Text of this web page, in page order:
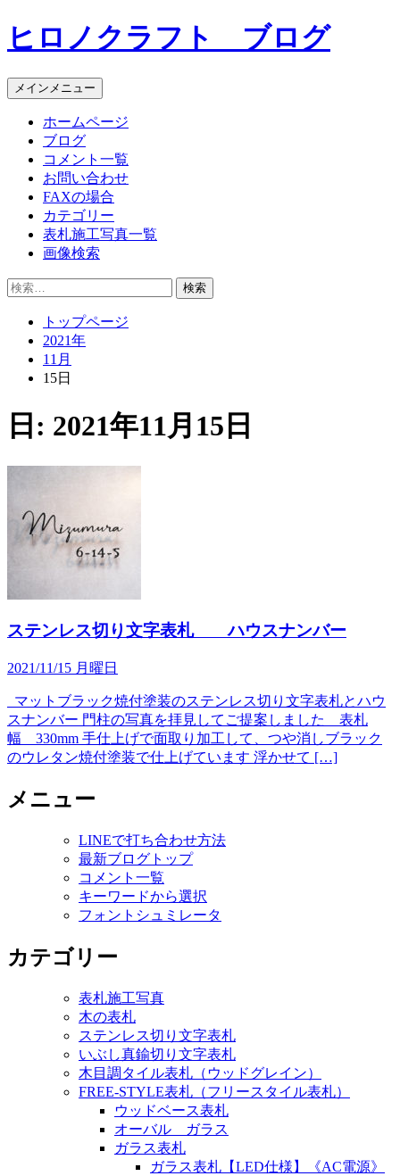
コ
ン
ン
ツ
ヒロノクラフト ブログ
メインメニュー
ホームページ
ブログ
コメント一覧
お問い合わせ
FAXの場合
カテゴリー
表札施工写真一覧
画像検索
検
トップページ
2021年
11月
15日
日: 2021年11月15日
ステンレス切り文字表札 ハウスナンバー
2021/11/15 月曜日
マットブラック焼付塗装のステンレス切り文字表札とハウ
スナンバー 門柱の写真を拝見してご提案しました 表札
幅 330mm 手仕上げで面取り加工して、つや消しブラック
のウレタン焼付塗装で仕上げています 浮かせて […]
メニュー
LINEで打ち合わせ方法
最新ブログトップ
コメント一覧
キーワードから選択
フォントシュミレータ
カテゴリー
表札施工写真
木の表札
ステンレス切り文字表札
いぶし真鍮切り文字表札
木目調タイル表札（ウッドグレイン）
FREE-STYLE表札（フリースタイル表札）
ウッドベース表札
オーバル ガラス
ガラス表札
ガラス表札【LED仕様】《AC電源》